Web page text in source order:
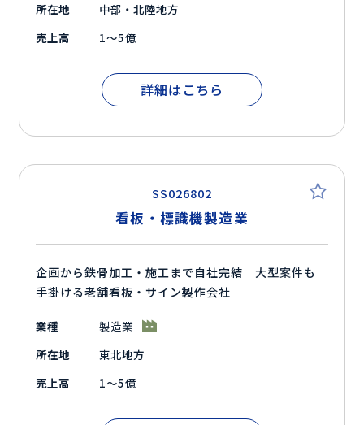
所在地
中部・北陸地方
売上高
1～5億
詳細はこちら
SS026802
看板・標識機製造業
企画から鉄骨加工・施工まで自社完結 大型案件も
手掛ける老舗看板・サイン製作会社
業種
製造業
所在地
東北地方
売上高
1～5億